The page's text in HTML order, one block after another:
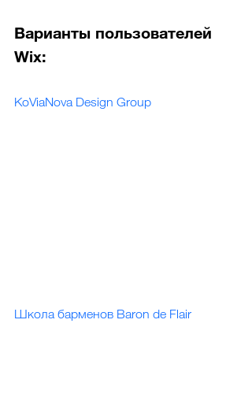
Варианты пользователей
Wix:
KoViaNova Design Group
Школа барменов Baron de Flair